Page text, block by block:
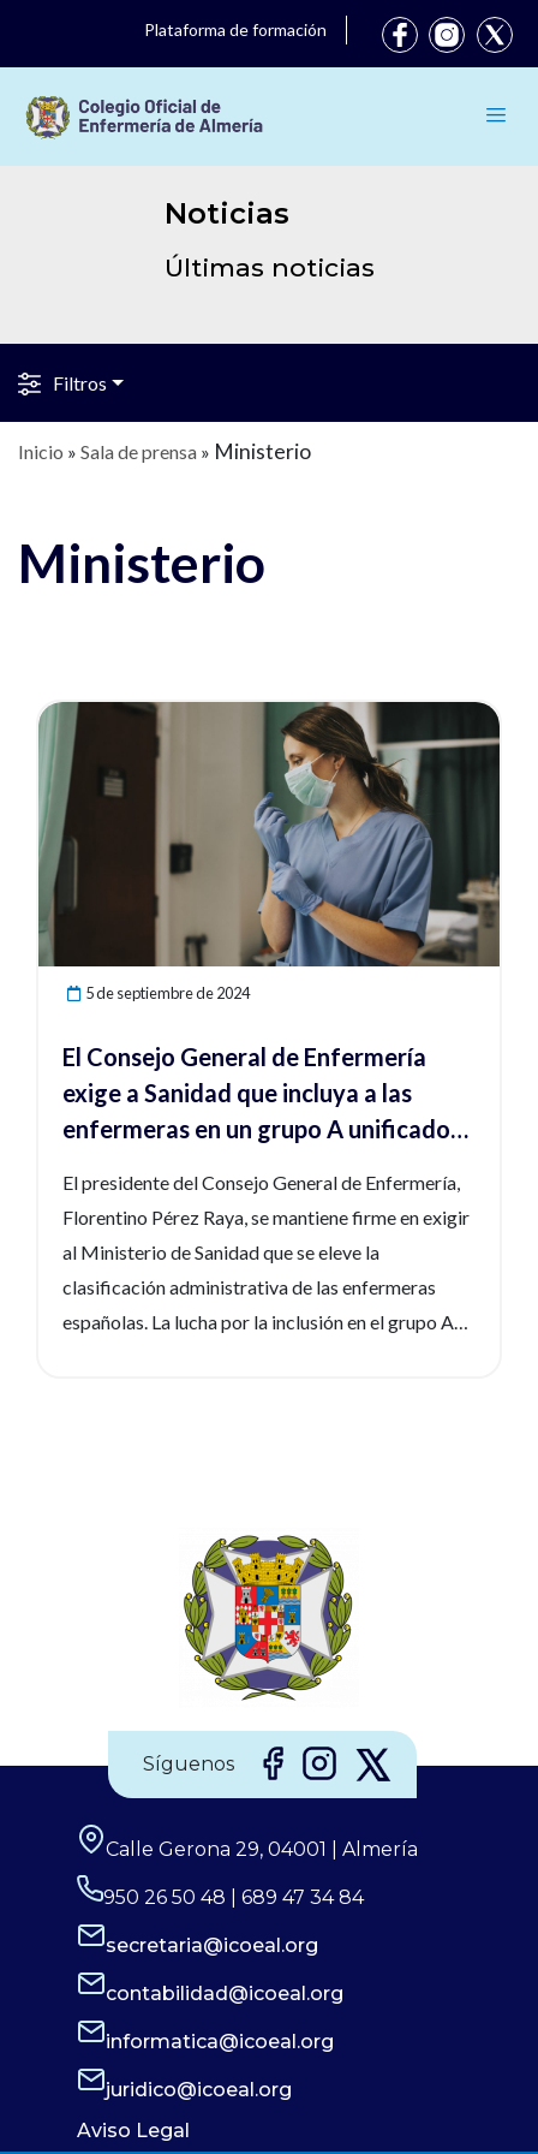
Plataforma de formación
Noticias
Últimas noticias
Filtros
Inicio » Sala de prensa » Ministerio
Ministerio
5 de septiembre de 2024
El Consejo General de Enfermería
exige a Sanidad que incluya a las
enfermeras en un grupo A unificado
profesional
El presidente del Consejo General de Enfermería,
Florentino Pérez Raya, se mantiene firme en exigir
al Ministerio de Sanidad que se eleve la
clasificación administrativa de las enfermeras
españolas. La lucha por la inclusión en el grupo A1
no se corresponde con la formación de grado ni el
nivel de responsabilidad de las 345.000
enfermeras y enfermeros españoles -el A2- impide
Ver noticia
Síguenos
Calle Gerona 29, 04001 | Almería
950 26 50 48 | 689 47 34 84
secretaria@icoeal.org
contabilidad@icoeal.org
informatica@icoeal.org
juridico@icoeal.org
Aviso Legal